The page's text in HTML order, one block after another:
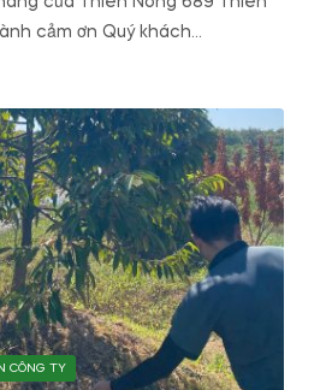
cảm ơn Quý khách…
CÔNG TY